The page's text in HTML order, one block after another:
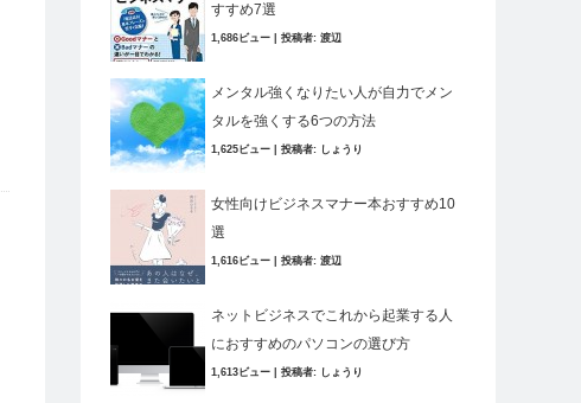
すすめ7選
1,686ビュー 投稿者: 渡辺
メンタル強くなりたい人が自力でメン
タルを強くする6つの方法
1,625ビュー 投稿者: しょうり
女性向けビジネスマナー本おすすめ10
選
1,616ビュー 投稿者: 渡辺
ネットビジネスでこれから起業する人
におすすめのパソコンの選び方
1,613ビュー 投稿者: しょうり